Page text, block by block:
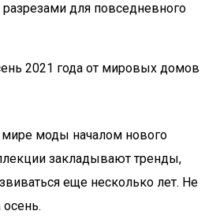
для повседневного
2021 года от мировых домов
мире моды началом нового
закладывают тренды,
еще несколько лет. Не